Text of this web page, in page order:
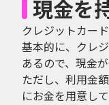
現金を
クレジットカー
基本的に、クレ
あるので、現金
ただし、利用金
にお金を用意し